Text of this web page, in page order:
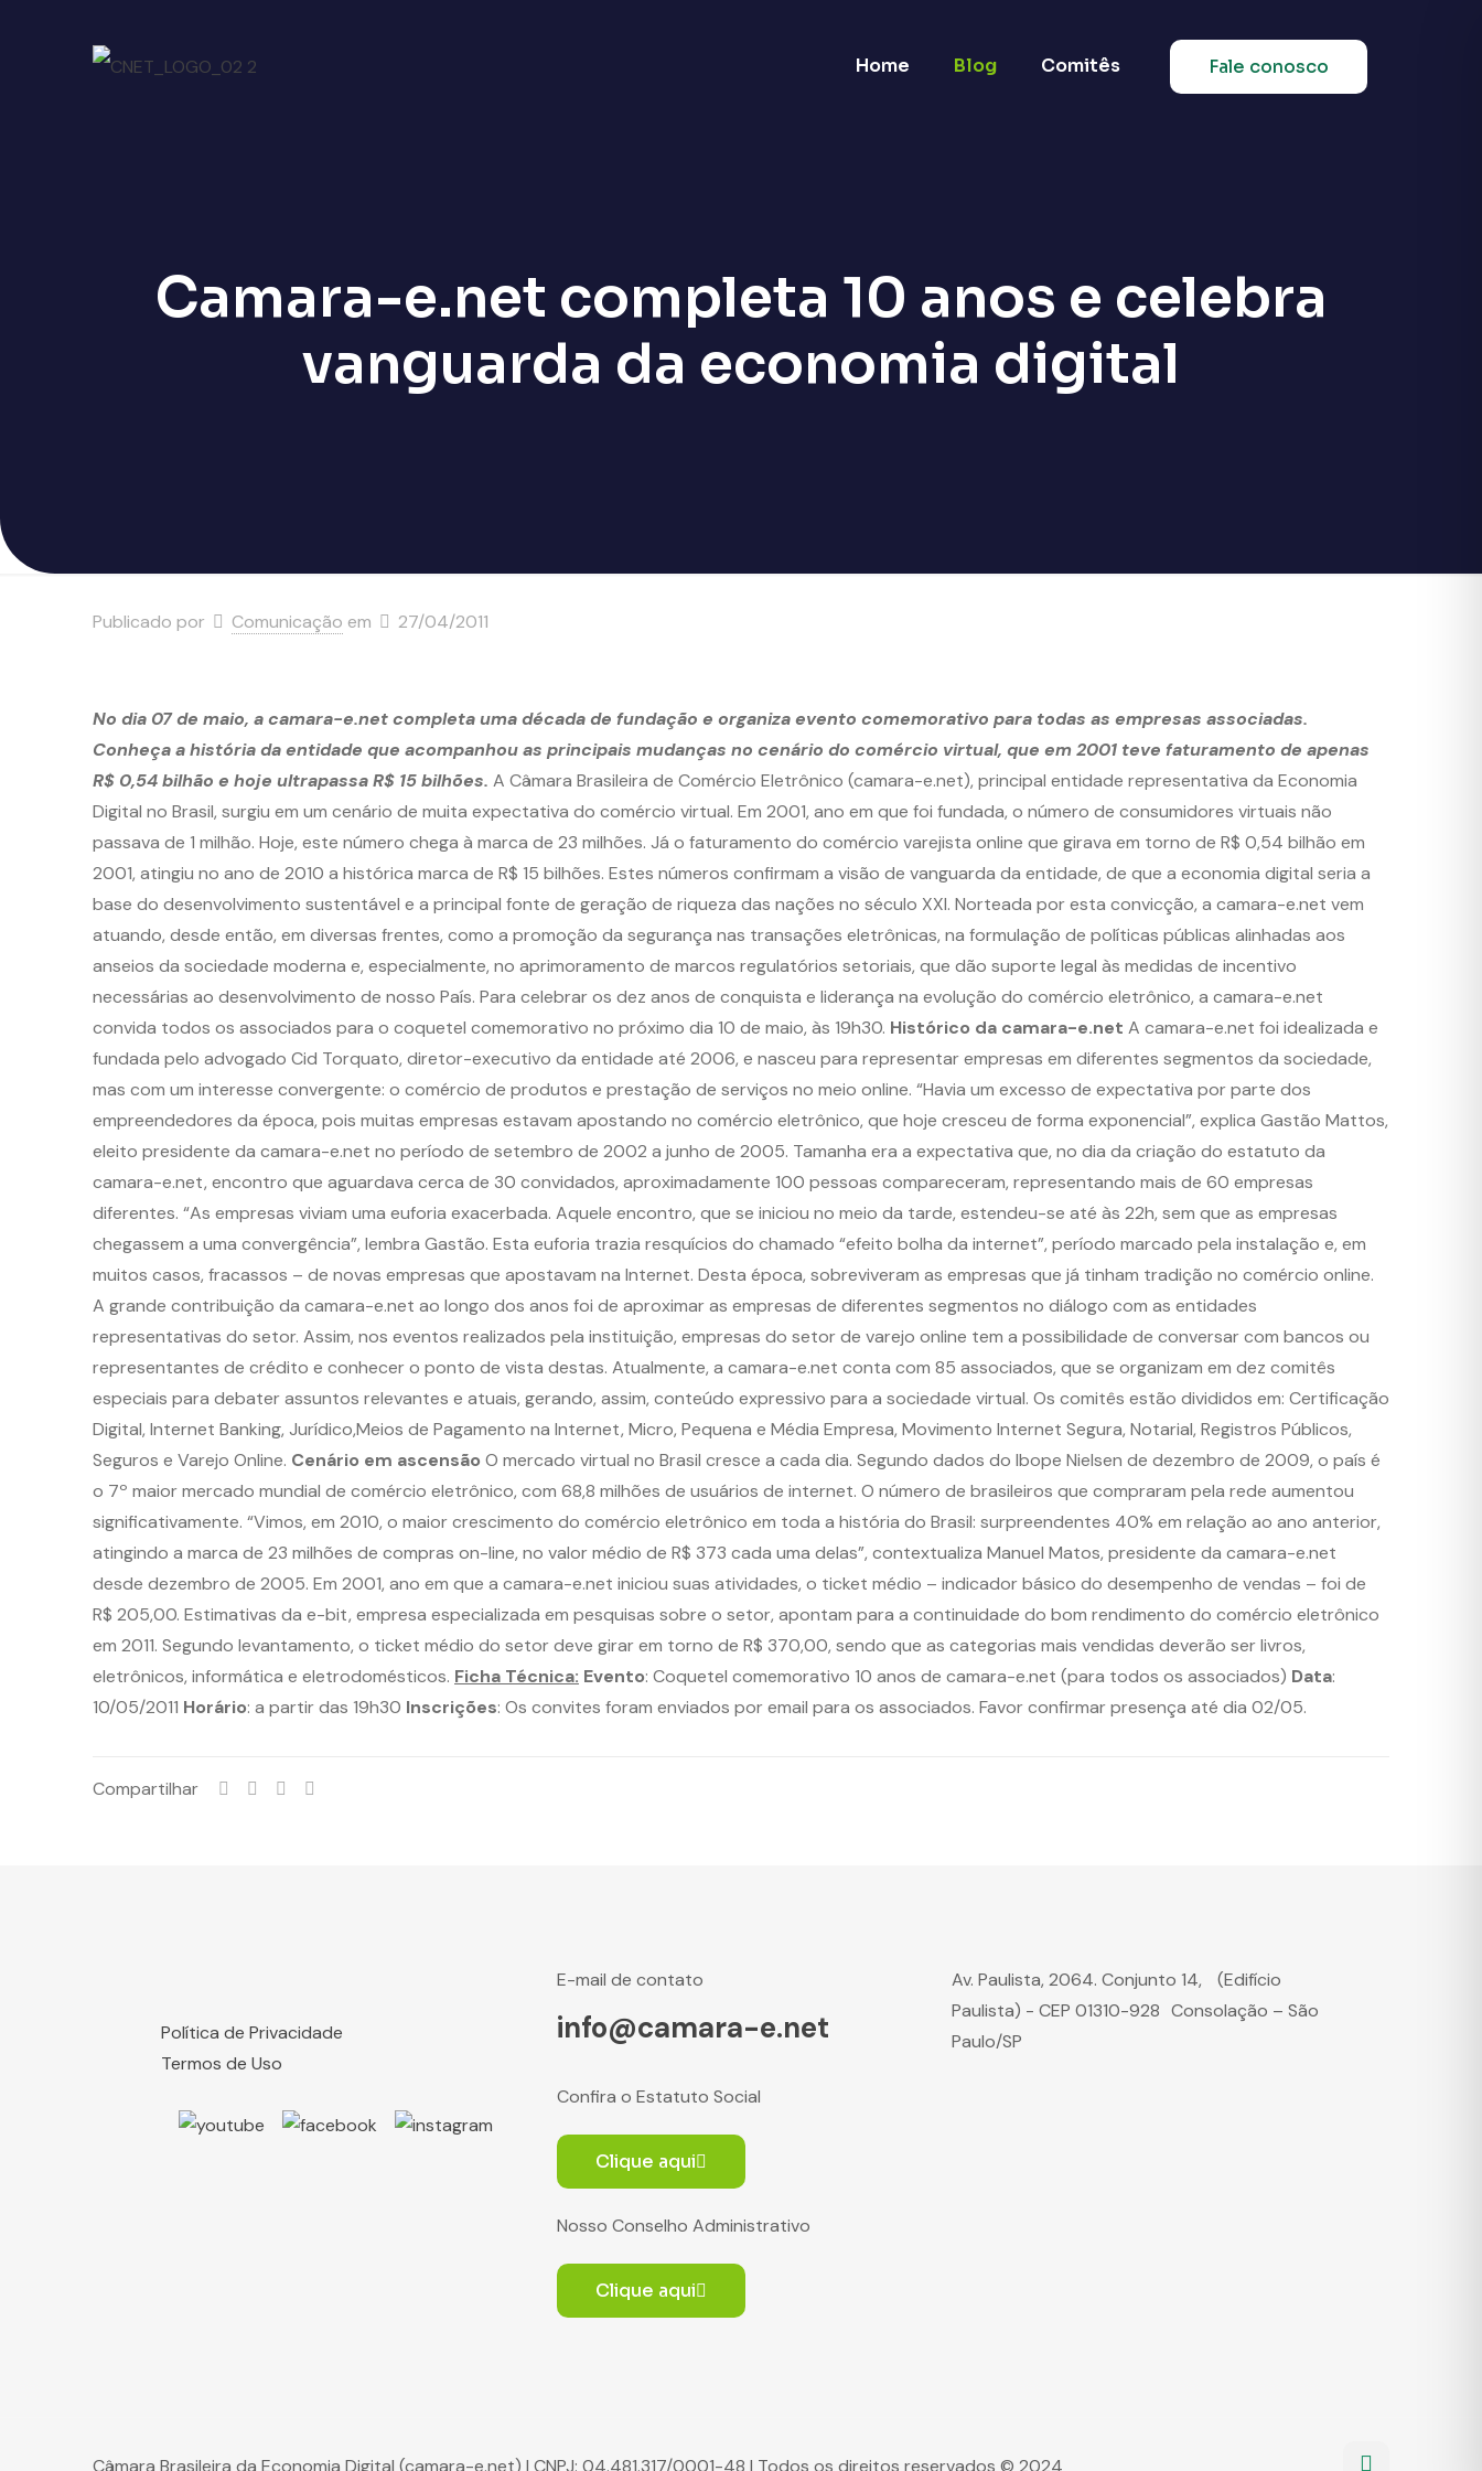
Home Blog Comitês Fale conosco
Camara-e.net completa 10 anos e celebra
vanguarda da economia digital
Publicado por Comunicação em 27/04/2011
No dia 07 de maio, a camara-e.net completa uma década de fundação e organiza evento comemorativo para todas as empresas associadas.
Conheça a história da entidade que acompanhou as principais mudanças no cenário do comércio virtual, que em 2001 teve faturamento de apenas
R$ 0,54 bilhão e hoje ultrapassa R$ 15 bilhões. A Câmara Brasileira de Comércio Eletrônico (camara-e.net), principal entidade representativa da Economia
Digital no Brasil, surgiu em um cenário de muita expectativa do comércio virtual. Em 2001, ano em que foi fundada, o número de consumidores virtuais não
passava de 1 milhão. Hoje, este número chega à marca de 23 milhões. Já o faturamento do comércio varejista online que girava em torno de R$ 0,54 bilhão em
2001, atingiu no ano de 2010 a histórica marca de R$ 15 bilhões. Estes números confirmam a visão de vanguarda da entidade, de que a economia digital seria a
base do desenvolvimento sustentável e a principal fonte de geração de riqueza das nações no século XXI. Norteada por esta convicção, a camara-e.net vem
atuando, desde então, em diversas frentes, como a promoção da segurança nas transações eletrônicas, na formulação de políticas públicas alinhadas aos
anseios da sociedade moderna e, especialmente, no aprimoramento de marcos regulatórios setoriais, que dão suporte legal às medidas de incentivo
necessárias ao desenvolvimento de nosso País. Para celebrar os dez anos de conquista e liderança na evolução do comércio eletrônico, a camara-e.net
convida todos os associados para o coquetel comemorativo no próximo dia 10 de maio, às 19h30. Histórico da camara-e.net A camara-e.net foi idealizada e
fundada pelo advogado Cid Torquato, diretor-executivo da entidade até 2006, e nasceu para representar empresas em diferentes segmentos da sociedade,
mas com um interesse convergente: o comércio de produtos e prestação de serviços no meio online. “Havia um excesso de expectativa por parte dos
empreendedores da época, pois muitas empresas estavam apostando no comércio eletrônico, que hoje cresceu de forma exponencial”, explica Gastão Mattos,
eleito presidente da camara-e.net no período de setembro de 2002 a junho de 2005. Tamanha era a expectativa que, no dia da criação do estatuto da
camara-e.net, encontro que aguardava cerca de 30 convidados, aproximadamente 100 pessoas compareceram, representando mais de 60 empresas
diferentes. “As empresas viviam uma euforia exacerbada. Aquele encontro, que se iniciou no meio da tarde, estendeu-se até às 22h, sem que as empresas
chegassem a uma convergência”, lembra Gastão. Esta euforia trazia resquícios do chamado “efeito bolha da internet”, período marcado pela instalação e, em
muitos casos, fracassos – de novas empresas que apostavam na Internet. Desta época, sobreviveram as empresas que já tinham tradição no comércio online.
A grande contribuição da camara-e.net ao longo dos anos foi de aproximar as empresas de diferentes segmentos no diálogo com as entidades
representativas do setor. Assim, nos eventos realizados pela instituição, empresas do setor de varejo online tem a possibilidade de conversar com bancos ou
representantes de crédito e conhecer o ponto de vista destas. Atualmente, a camara-e.net conta com 85 associados, que se organizam em dez comitês
especiais para debater assuntos relevantes e atuais, gerando, assim, conteúdo expressivo para a sociedade virtual. Os comitês estão divididos em: Certificação
Digital, Internet Banking, Jurídico,Meios de Pagamento na Internet, Micro, Pequena e Média Empresa, Movimento Internet Segura, Notarial, Registros Públicos,
Seguros e Varejo Online. Cenário em ascensão O mercado virtual no Brasil cresce a cada dia. Segundo dados do Ibope Nielsen de dezembro de 2009, o país é
o 7º maior mercado mundial de comércio eletrônico, com 68,8 milhões de usuários de internet. O número de brasileiros que compraram pela rede aumentou
significativamente. “Vimos, em 2010, o maior crescimento do comércio eletrônico em toda a história do Brasil: surpreendentes 40% em relação ao ano anterior,
atingindo a marca de 23 milhões de compras on-line, no valor médio de R$ 373 cada uma delas”, contextualiza Manuel Matos, presidente da camara-e.net
desde dezembro de 2005. Em 2001, ano em que a camara-e.net iniciou suas atividades, o ticket médio – indicador básico do desempenho de vendas – foi de
R$ 205,00. Estimativas da e-bit, empresa especializada em pesquisas sobre o setor, apontam para a continuidade do bom rendimento do comércio eletrônico
em 2011. Segundo levantamento, o ticket médio do setor deve girar em torno de R$ 370,00, sendo que as categorias mais vendidas deverão ser livros,
eletrônicos, informática e eletrodomésticos. Ficha Técnica: Evento: Coquetel comemorativo 10 anos de camara-e.net (para todos os associados) Data:
10/05/2011 Horário: a partir das 19h30 Inscrições: Os convites foram enviados por email para os associados. Favor confirmar presença até dia 02/05.
Compartilhar
Política de Privacidade
Termos de Uso
E-mail de contato
info@camara-e.net
Confira o Estatuto Social
Clique aqui
Nosso Conselho Administrativo
Clique aqui
Av. Paulista, 2064. Conjunto 14, (Edifício
Paulista) - CEP 01310-928 Consolação – São
Paulo/SP
Câmara Brasileira da Economia Digital (camara-e.net) | CNPJ: 04.481.317/0001-48 | Todos os direitos reservados © 2024